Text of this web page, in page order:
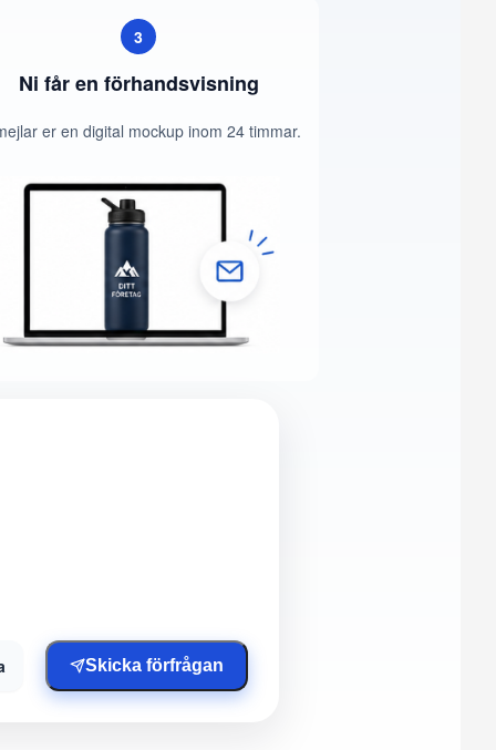
3
Ni får en förhandsvisning
er en digital mockup inom 24 timmar.
Skicka förfrågan